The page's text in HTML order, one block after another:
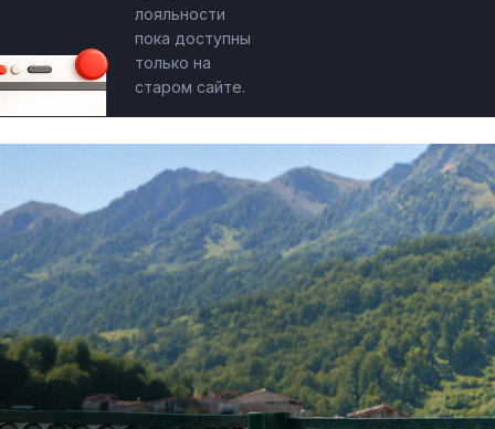
лояльности
пока доступны
только на
старом сайте.